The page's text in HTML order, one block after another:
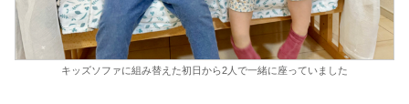
キッズソファに組み替えた初日から2人で一緒に座っていました